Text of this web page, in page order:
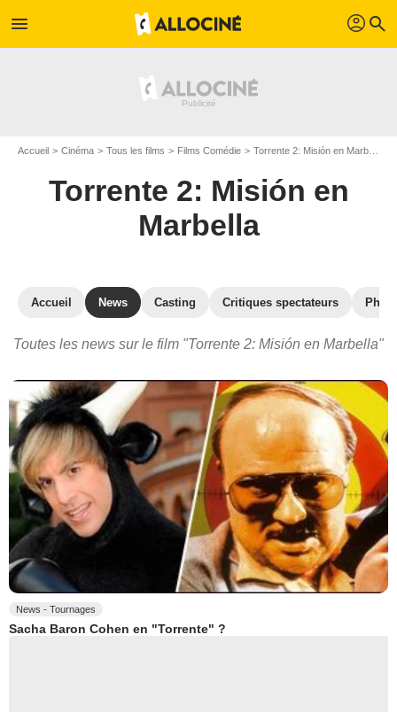
menu profil search
Accueil Cinéma Tous les films Films Comédie Torrente 2: Misión en Marbella
Torrente 2: Misión en
Marbella
Accueil News Casting Critiques spectateurs
Toutes les news sur le film "Torrente 2: Misión en Marbella"
News - Tournages
Sacha Baron Cohen en "Torrente" ?